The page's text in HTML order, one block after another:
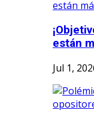
están
Jul 1,